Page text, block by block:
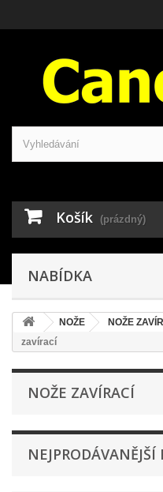
Košík (prázdný)
NABÍDKA
NOŽE NOŽE
zavírací
NOŽE ZAVÍRACÍ
NEJPRODÁVANĚJŠÍ